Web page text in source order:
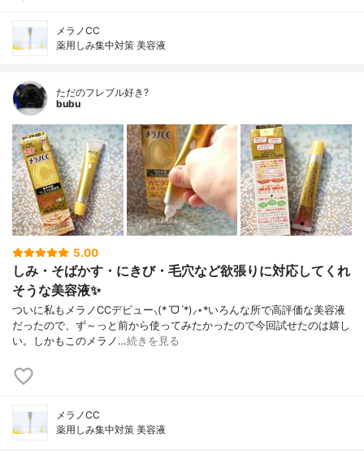
メラノCC
薬用しみ集中対策 美容液
ただのフレブル好き?
bubu
5.00
しみ・そばかす・にきび・毛穴など欲張りに対応してくれ
そうな美容液✨
ついに私もメラノCCデビュー⸜(*ˊᗜˋ*)⸝⋆*いろんな所で高評価な美容液
だったので、ず～っと前から使ってみたかったので今回試せたのは嬉し
い。しかもこのメラノ…続きを見る
メラノCC
薬用しみ集中対策 美容液